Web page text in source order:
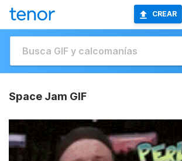
CREAR
Space Jam GIF